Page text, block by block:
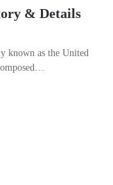
& Details
known as the United